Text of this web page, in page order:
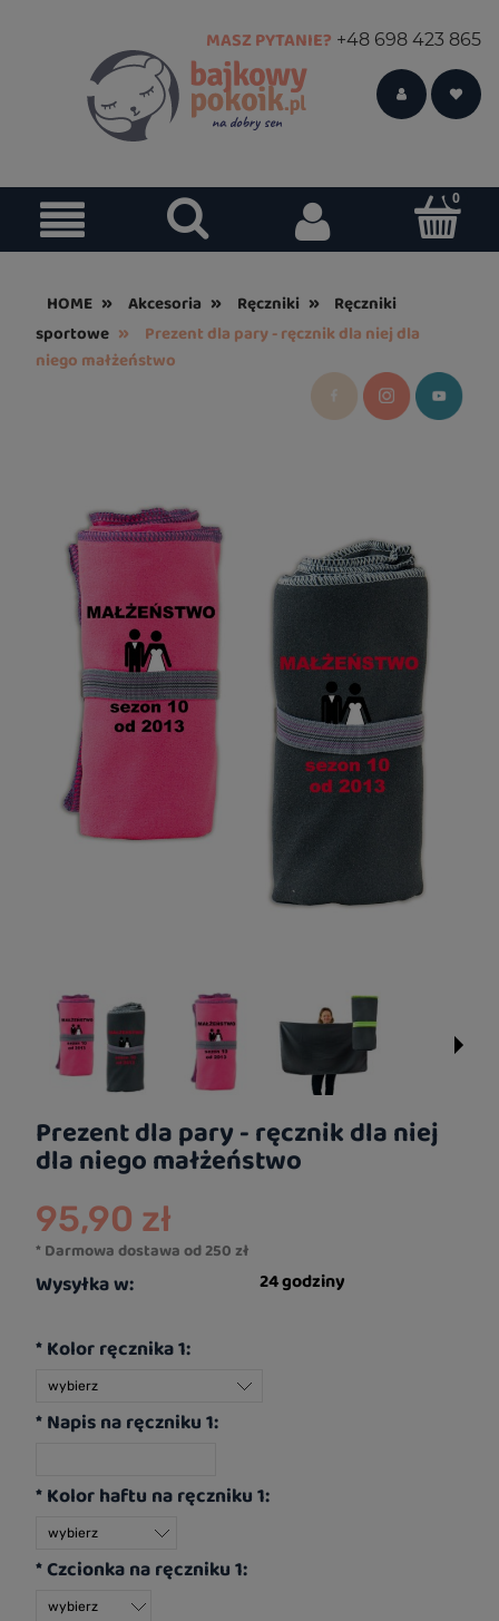
MASZ PYTANIE? +48 698 423 865
HOME » Akcesoria » Ręczniki »
Ręczniki
sportowe »
Prezent dla pary - ręcznik dla niej dla
niego małżeństwo
Prezent dla pary - ręcznik dla niej
dla niego małżeństwo
95,90 zł
* Darmowa dostawa od 250 zł
Wysyłka w: 24 godziny
*Kolor ręcznika 1:
*Napis na ręczniku 1:
*Kolor haftu na ręczniku 1:
*Czcionka na ręczniku 1: